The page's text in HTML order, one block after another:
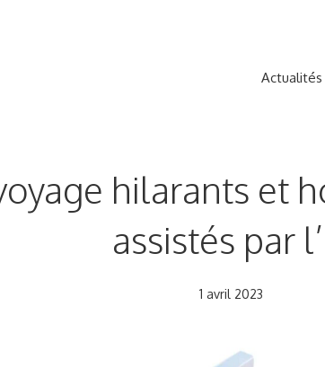
Actualités
hilarants et
assistés par
1 avril 2023